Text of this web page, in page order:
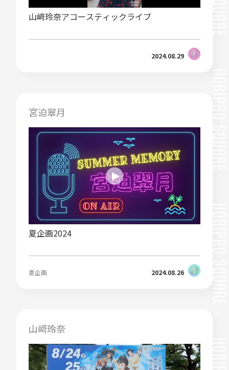
山﨑玲奈アコースティックライブ
2024.08.29
宮迫翠月
夏企画2024
夏企画 2024.08.26
山﨑玲奈